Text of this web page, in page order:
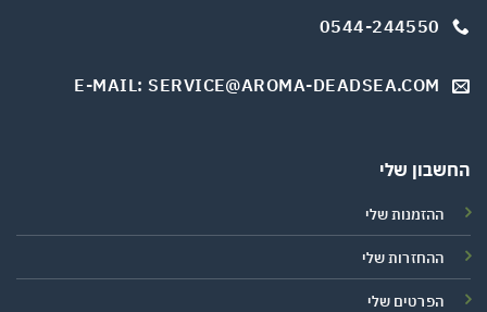
0544-244550
E-MAIL: SERVICE@AROMA-DEADSEA.COM
החשבון שלי
ההזמנות שלי
ההחזרות שלי
הפרטים שלי